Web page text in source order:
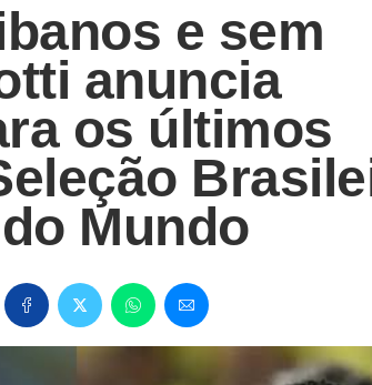
e sem
anuncia
os últimos
Mundo